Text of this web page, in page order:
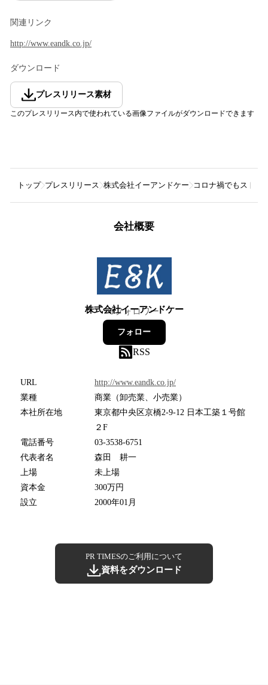
関連リンク
http://www.eandk.co.jp/
ダウンロード
プレスリリース素材
このプレスリリース内で使われている画像ファイルがダウンロードできます
トップ プレスリリース 株式会社イーアンドケー コロナ禍でもストレ
会社概要
株式会社イーアンドケー
0フォロワー
フォロー
RSS
URL
http://www.eandk.co.jp/
業種
商業（卸売業、小売業）
本社所在地
東京都中央区京橋2-9-12 日本工築１号館
２F
電話番号
03-3538-6751
代表者名
森田 耕一
上場
未上場
資本金
300万円
設立
2000年01月
PR TIMESのご利用について
資料をダウンロード